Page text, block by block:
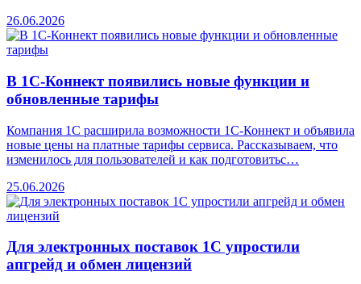
26.06.2026
В 1С-Коннект появились новые функции и
обновленные тарифы
Компания 1С расширила возможности 1С-Коннект и объявила
новые цены на платные тарифы сервиса. Рассказываем, что
изменилось для пользователей и как подготовитьс…
25.06.2026
Для электронных поставок 1С упростили
апгрейд и обмен лицензий